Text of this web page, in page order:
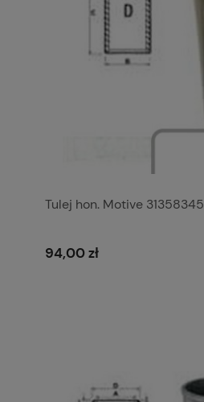
Tulej hon. Motive 31358345
94,00 zł